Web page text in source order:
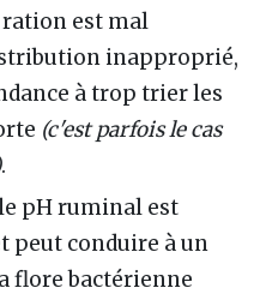
ration est mal
inapproprié,
à trop trier les
(c'est parfois le cas
.
pH ruminal est
peut conduire à un
flore bactérienne